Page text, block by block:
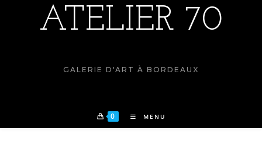
ATELIER 70
GALERIE D'ART À BORDEAUX
0 MENU